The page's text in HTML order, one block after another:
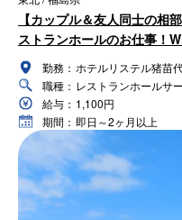
【カップル＆友人同士の相
ストランホールのお仕事！
勤務： ホテルリステル猪苗
職種： レストランホールサ
給与： 1,100円
期間： 即日～2ヶ月以上